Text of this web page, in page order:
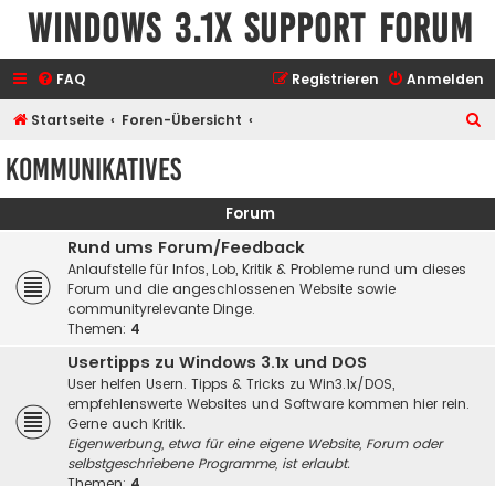
Windows 3.1x Support Forum
FAQ Anmelden
Registrieren
Startseite Foren-Übersicht
e
Kommunikatives
Forum
Rund ums Forum/Feedback
Anlaufstelle für Infos, Lob, Kritik & Probleme rund um dieses
Forum und die angeschlossenen Website sowie
communityrelevante Dinge.
Themen: 4
Usertipps zu Windows 3.1x und DOS
User helfen Usern. Tipps & Tricks zu Win3.1x/DOS,
empfehlenswerte Websites und Software kommen hier rein.
Gerne auch Kritik.
Eigenwerbung, etwa für eine eigene Website, Forum oder
selbstgeschriebene Programme, ist erlaubt.